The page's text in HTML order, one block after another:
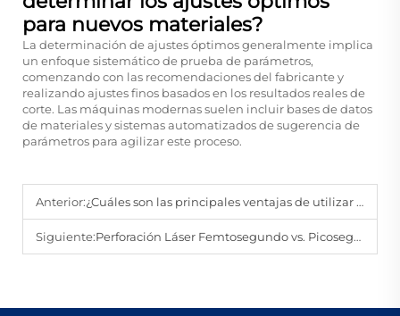
para nuevos materiales?
La determinación de ajustes óptimos generalmente implica
un enfoque sistemático de prueba de parámetros,
comenzando con las recomendaciones del fabricante y
realizando ajustes finos basados en los resultados reales de
corte. Las máquinas modernas suelen incluir bases de datos
de materiales y sistemas automatizados de sugerencia de
parámetros para agilizar este proceso.
Anterior:¿Cuáles son las principales ventajas de utilizar una máquina de corte láser de materiales superduros para el mecanizado de precisión?
Siguiente:Perforación Láser Femtosegundo vs. Picosegundo: ¿Cuál es Mejor para el Empaquetado Avanzado de Semiconductores?